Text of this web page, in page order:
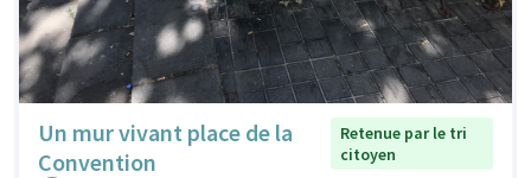
Un mur vivant place de la
Convention
Retenue par le tri
citoyen